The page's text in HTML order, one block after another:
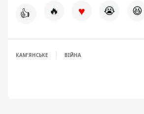
👍 🔥 ♥ 😭 😆
КАМ'ЯНСЬКЕ ВІЙНА